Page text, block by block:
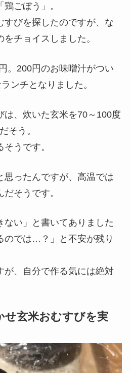
鶏ごぼう」。
すびを探したのですが、な
チョイスしました。
。200円のお味噌汁がつい
ンチとなりました。
は、炊いた玄米を70～100度
そう。
うです。
思ったんですが、高温では
そうです。
ない」と書いてありました
のでは…？」と不安が残り
が、自分で作る気には絶対
せ玄米おむすびを実